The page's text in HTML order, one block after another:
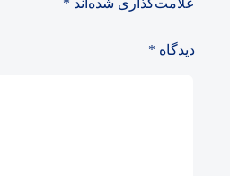
علامت‌گذاری شده‌اند *
دیدگاه *